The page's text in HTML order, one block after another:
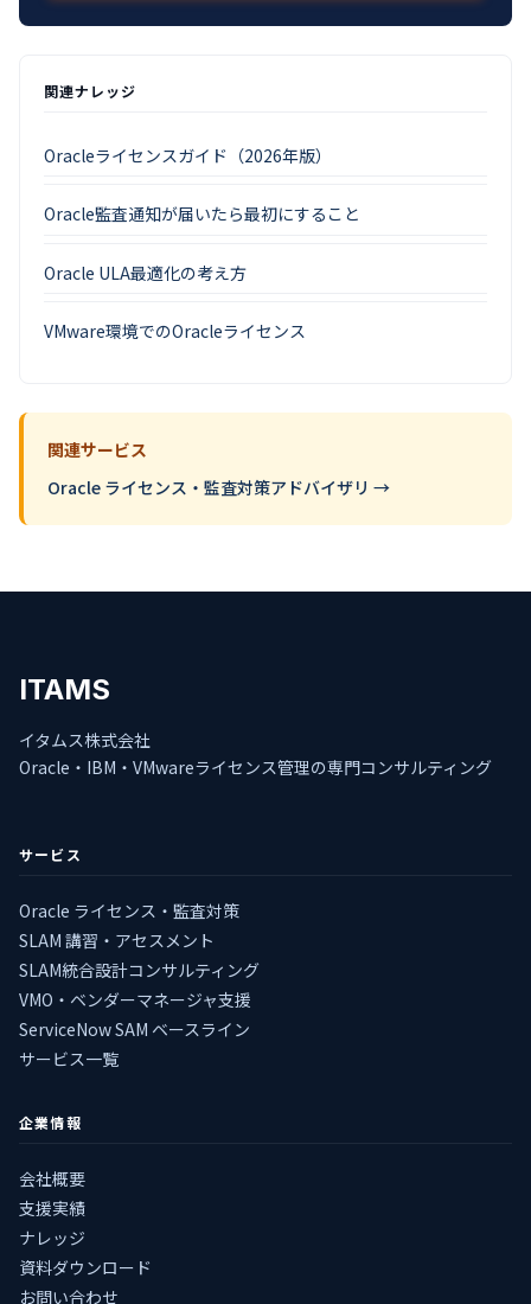
関連ナレッジ
Oracleライセンスガイド（2026年版）
Oracle監査通知が届いたら最初にすること
Oracle ULA最適化の考え方
VMware環境でのOracleライセンス
関連サービス
Oracle ライセンス・監査対策アドバイザリ →
ITAMS
イタムス株式会社
Oracle・IBM・VMwareライセンス管理の専門コンサルティング
サービス
Oracle ライセンス・監査対策
SLAM 講習・アセスメント
SLAM統合設計コンサルティング
VMO・ベンダーマネージャ支援
ServiceNow SAM ベースライン
サービス一覧
企業情報
会社概要
支援実績
ナレッジ
資料ダウンロード
お問い合わせ